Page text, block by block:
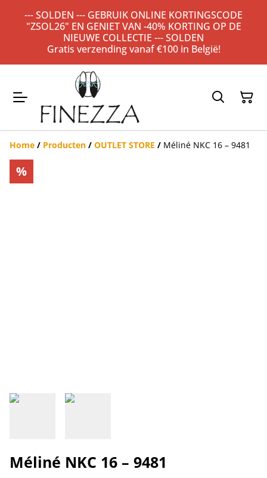
--- SOLDEN --- GEBRUIK ONLINE KORTINGSCODE
"ZSOL26" EN GENIET VAN -40% KORTING OP DE
NIEUWE COLLECTIE --- SOLDEN
Gratis verzending vanaf €100 in België!
Home / Producten / OUTLET STORE / Méliné NKC 16 – 9481
%
Méliné NKC 16 – 9481